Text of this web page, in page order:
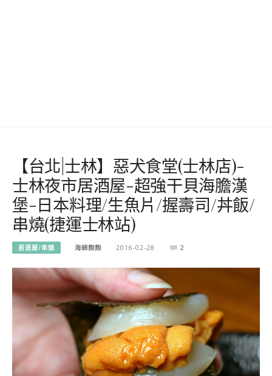
【台北|士林】惡犬食堂(士林店)-
士林夜市居酒屋-超強干貝海膽漢
堡-日本料理/生魚片/握壽司/丼飯/
串燒(捷運士林站)
居酒屋/串燒 海綿飽飽 2016-02-28 2